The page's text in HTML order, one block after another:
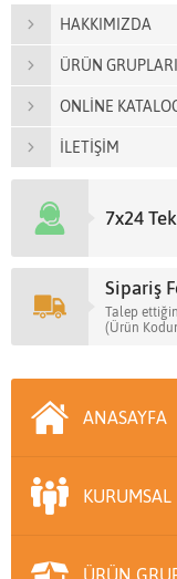
HAKKIMIZDA
ÜRÜN
ONLİNE
İLETİŞİM
7x24
Sipariş
Talep
(Ürün
ANASAYFA
KURUMSAL
ÜRÜN